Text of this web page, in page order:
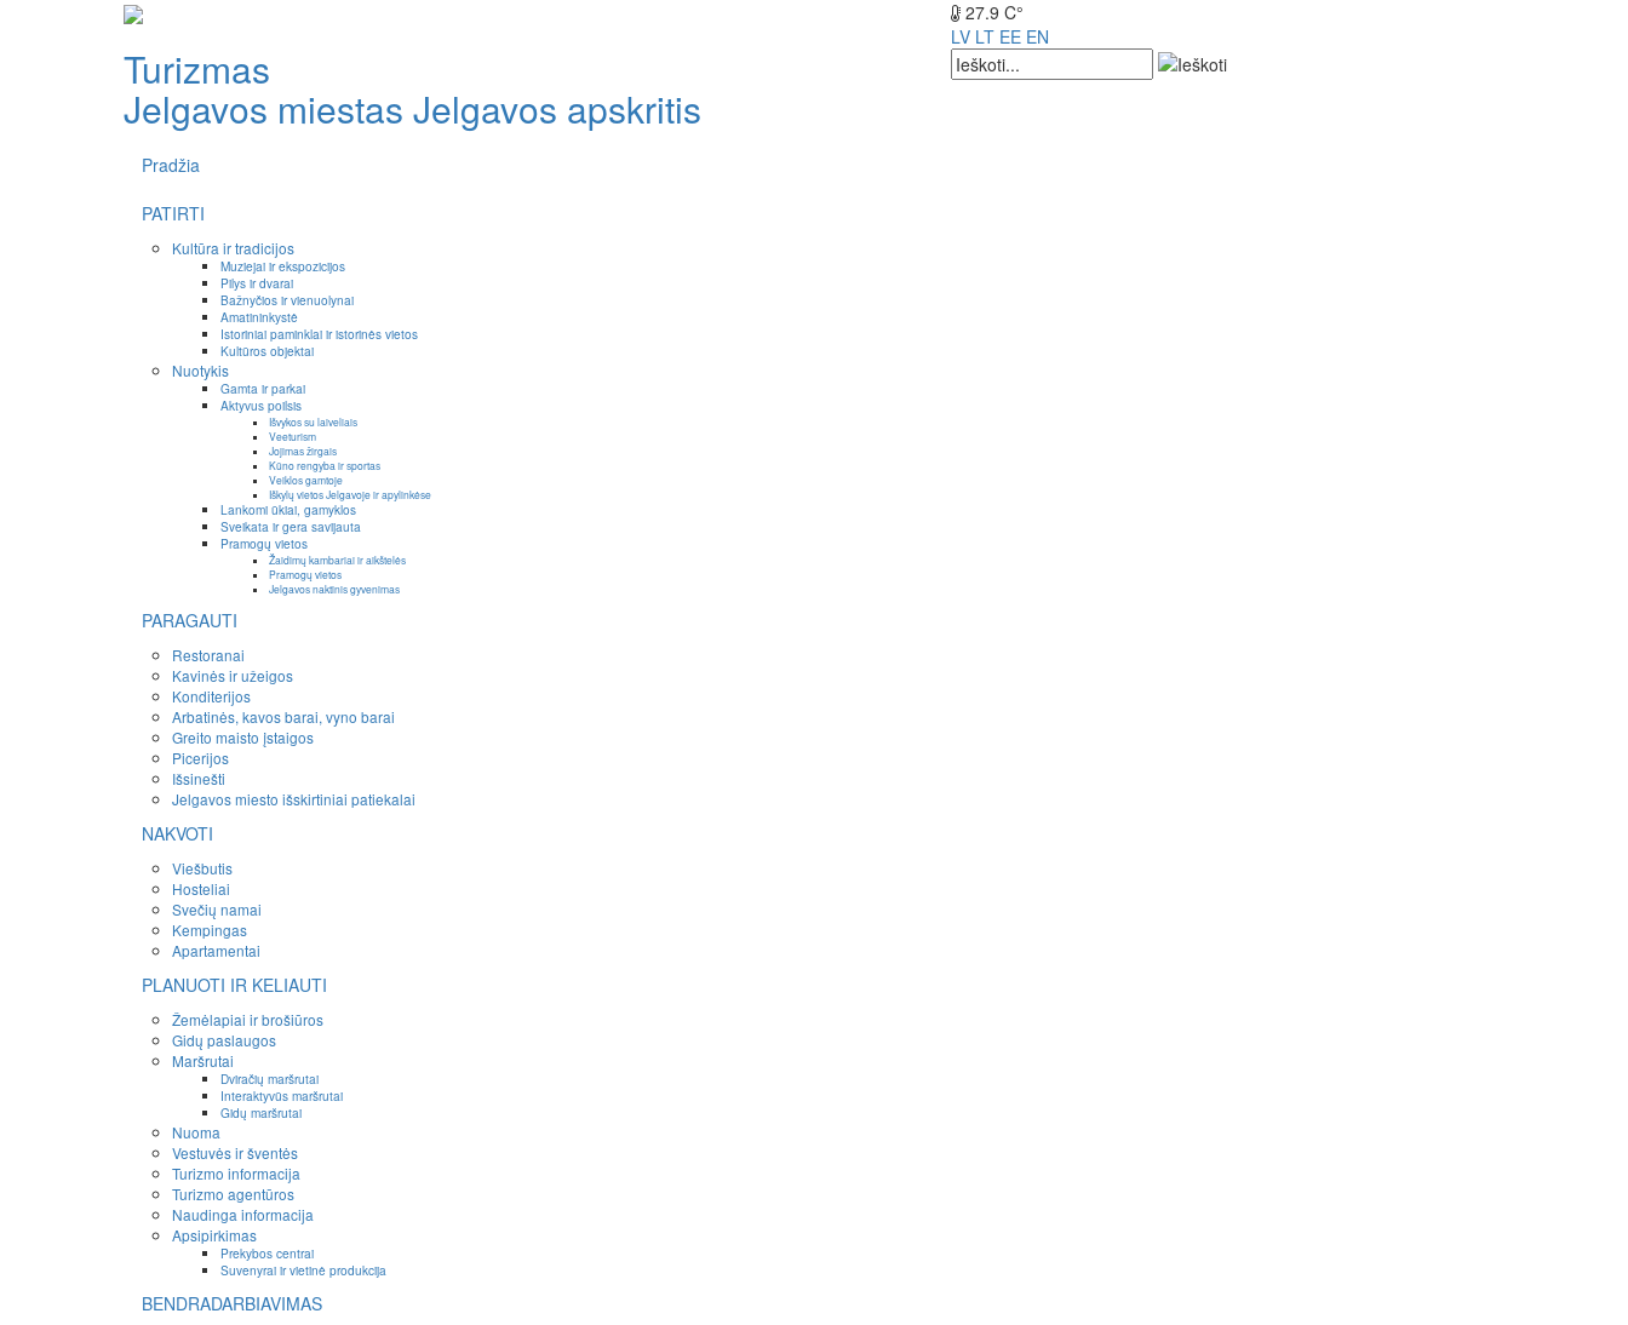
Turizmas
Jelgavos miestas Jelgavos apskritis
27.9 C°
LV LT EE EN
Pradžia
PATIRTI
Kultūra ir tradicijos
Muziejai ir ekspozicijos
Pilys ir dvarai
Bažnyčios ir vienuolynai
Amatininkystė
Istoriniai paminklai ir istorinės vietos
Kultūros objektai
Nuotykis
Gamta ir parkai
Aktyvus poilsis
Išvykos su laiveliais
Veeturism
Jojimas žirgais
Kūno rengyba ir sportas
Veiklos gamtoje
Iškylų vietos Jelgavoje ir apylinkėse
Lankomi ūkiai, gamyklos
Sveikata ir gera savijauta
Pramogų vietos
Žaidimų kambariai ir aikštelės
Pramogų vietos
Jelgavos naktinis gyvenimas
PARAGAUTI
Restoranai
Kavinės ir užeigos
Konditerijos
Arbatinės, kavos barai, vyno barai
Greito maisto įstaigos
Picerijos
Išsinešti
Jelgavos miesto išskirtiniai patiekalai
NAKVOTI
Viešbutis
Hosteliai
Svečių namai
Kempingas
Apartamentai
PLANUOTI IR KELIAUTI
Žemėlapiai ir brošiūros
Gidų paslaugos
Maršrutai
Dviračių maršrutai
Interaktyvūs maršrutai
Gidų maršrutai
Nuoma
Vestuvės ir šventės
Turizmo informacija
Turizmo agentūros
Naudinga informacija
Apsipirkimas
Prekybos centrai
Suvenyrai ir vietinė produkcija
BENDRADARBIAVIMAS